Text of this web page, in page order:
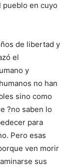
pueblo en cuyo
de libertad y
el
y
no han
sino como
?no saben lo
para
Pero esas
ven morir
sus